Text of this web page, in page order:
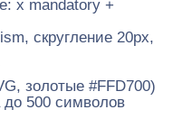
x mandatory +
скругление 20px,
золотые #FFD700)
до 500 символов